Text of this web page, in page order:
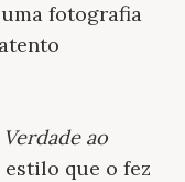
fotografia
Verdade ao
que o fez